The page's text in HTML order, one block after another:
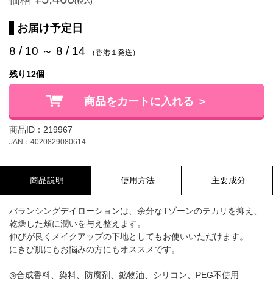
(税込)
お届け予定日
8 / 10 ～ 8 / 14 （香港１発送）
残り12個
商品をカートに入れる ＞
商品ID：219967
JAN：4020829080614
商品説明 使用方法 主要成分
バランシングデイローションは、余分なTゾーンのテカリを抑え、
乾燥した頬に潤いを与え整えます。
伸びが良くメイクアップの下地としてもお使いいただけます。
にきび肌にもお悩みの方にもオススメです。
◎合成香料、染料、防腐剤、鉱物油、シリコン、PEG不使用